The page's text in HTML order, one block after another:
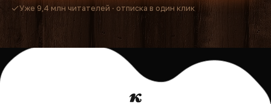
Уже 9,4 млн читателей · отписка в один клик